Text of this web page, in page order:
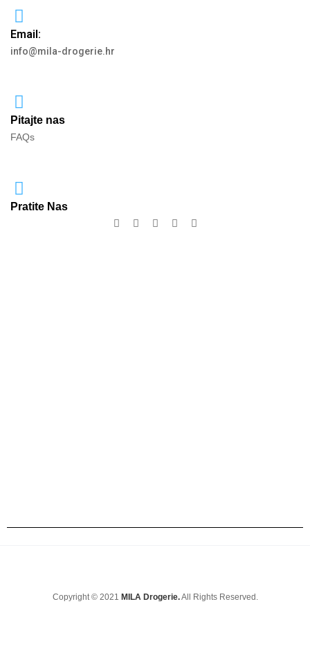
Email:
info@mila-drogerie.hr
Pitajte nas
FAQs
Pratite Nas
Copyright © 2021 MILA Drogerie.All Rights Reserved.